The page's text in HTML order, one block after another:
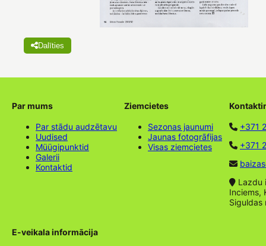
Dalīties
Par mums
Par stādu audzētavu
Uudised
Müügipunktid
Galerii
Kontaktid
Ziemcietes
Sezonas jaunumi
Jaunas fotogrāfijas
Visas ziemcietes
+371
+371
Lazdu
Inciems,
Siguldas
E-veikala informācija